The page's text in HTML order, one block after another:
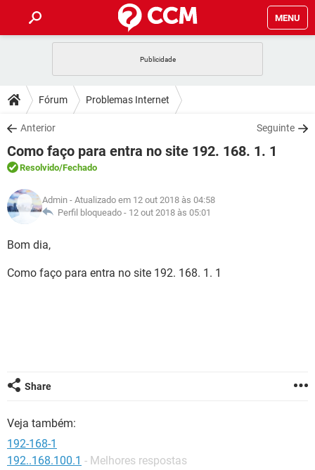
MENU
CELULAR FACEBOOK
OUTLOOK
INSTAGRAM GMAIL
GUIA DE COMPRAS
DICAS
JOGOS WHATSAPP
OUTLOOK
INSTAGRAM
GUIA DE COMPRAS
DOWNLOADS
JOGOS WHATSAPP
CELULAR
OUTLOOK EXCEL
INSTAGRAM
GUIA DE COMPRAS
FÓRUM
JOGOS
CELULAR FACEBOOK
GLOSSÁRIO
JOGOS
CELULAR
OUTLOOK EXCEL
Fórum Problemas Internet
Anterior Seguinte
Como faço para entra no site 192. 168. 1. 1
Resolvido/Fechado
Admin - Atualizado em 12 out 2018 às 04:58
Perfil bloqueado - 12 out 2018 às 05:01
Bom dia,
Como faço para entra no site 192. 168. 1. 1
Share
Veja também:
192-168-1
192..168.100.1 - Melhores respostas